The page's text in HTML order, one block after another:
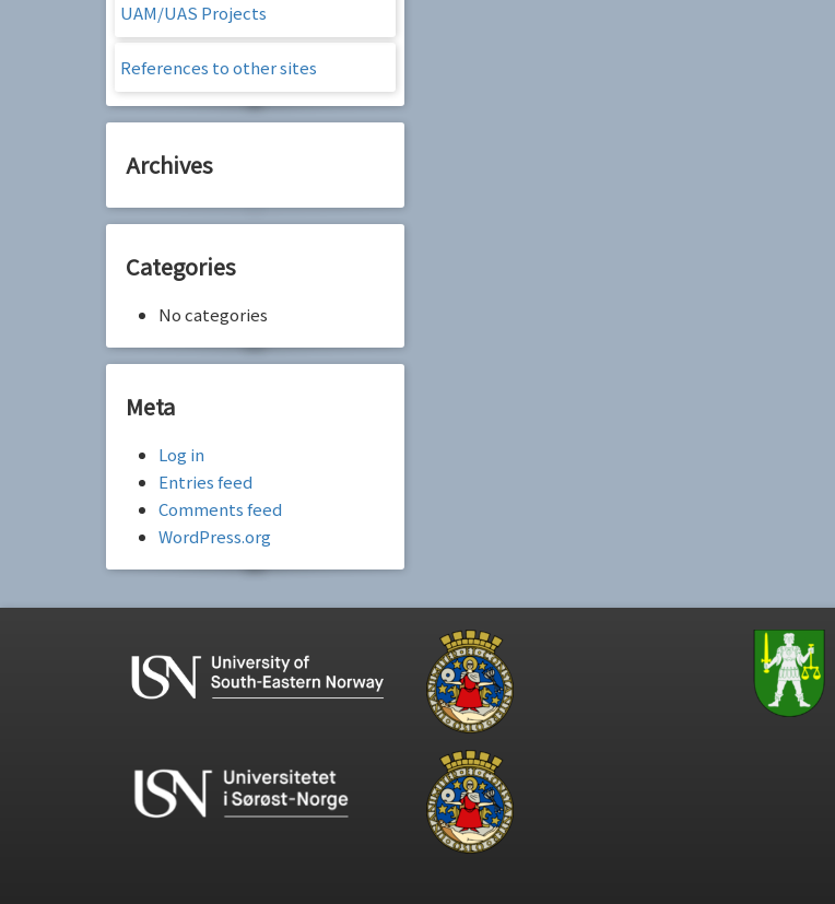
UAM/UAS Projects
References to other sites
Archives
Categories
No categories
Meta
Log in
Entries feed
Comments feed
WordPress.org